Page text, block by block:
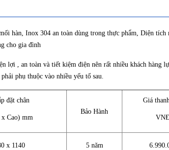
hàn, Inox 304 an toàn dùng trong thực phẩm, Diện tích
cho gia đình
lợi , an toàn và tiết kiệm điện nên rất nhiều khách hàng
phụ thuộc vào nhiều yếu tố sau.
đặt chân
Cao) mm
Bảo Hành
Giá
x 1140 5 năm